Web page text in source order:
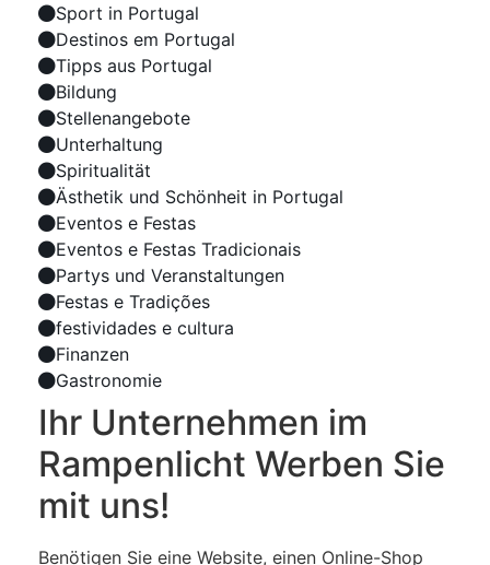
Sport in Portugal
Destinos em Portugal
Tipps aus Portugal
Bildung
Stellenangebote
Unterhaltung
Spiritualität
Ästhetik und Schönheit in Portugal
Eventos e Festas
Eventos e Festas Tradicionais
Partys und Veranstaltungen
Festas e Tradições
festividades e cultura
Finanzen
Gastronomie
Ihr Unternehmen im
Rampenlicht Werben Sie
mit uns!
Benötigen Sie eine Website, einen Online-Shop